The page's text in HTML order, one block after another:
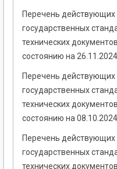
Перечень действующих
государственных
технических
состоянию на
Перечень действующих
государственных
технических
состоянию на
Перечень действующих
государственных
технических